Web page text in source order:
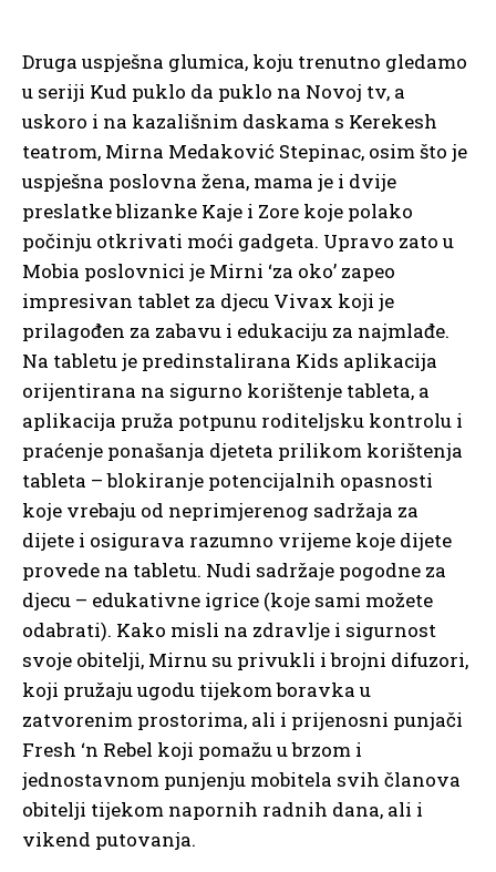
Druga uspješna glumica, koju trenutno gledamo
u seriji Kud puklo da puklo na Novoj tv, a
uskoro i na kazališnim daskama s Kerekesh
teatrom, Mirna Medaković Stepinac, osim što je
uspješna poslovna žena, mama je i dvije
preslatke blizanke Kaje i Zore koje polako
počinju otkrivati moći gadgeta. Upravo zato u
Mobia poslovnici je Mirni ‘za oko’ zapeo
impresivan tablet za djecu Vivax koji je
prilagođen za zabavu i edukaciju za najmlađe.
Na tabletu je predinstalirana Kids aplikacija
orijentirana na sigurno korištenje tableta, a
aplikacija pruža potpunu roditeljsku kontrolu i
praćenje ponašanja djeteta prilikom korištenja
tableta – blokiranje potencijalnih opasnosti
koje vrebaju od neprimjerenog sadržaja za
dijete i osigurava razumno vrijeme koje dijete
provede na tabletu. Nudi sadržaje pogodne za
djecu – edukativne igrice (koje sami možete
odabrati). Kako misli na zdravlje i sigurnost
svoje obitelji, Mirnu su privukli i brojni difuzori,
koji pružaju ugodu tijekom boravka u
zatvorenim prostorima, ali i prijenosni punjači
Fresh ‘n Rebel koji pomažu u brzom i
jednostavnom punjenju mobitela svih članova
obitelji tijekom napornih radnih dana, ali i
vikend putovanja.